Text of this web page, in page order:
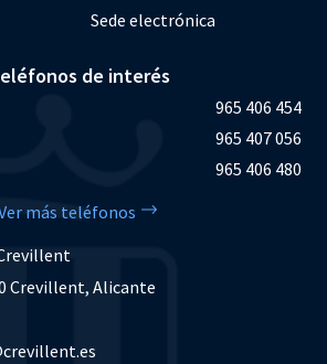
Sede electrónica
de interés
965 406 454
965 407 056
965 406 480
más teléfonos
Crevillent, Alicante